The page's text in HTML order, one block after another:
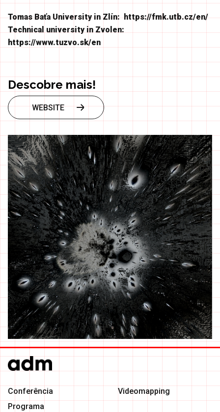
Tomas Baťa University in Zlín:https://fmk.utb.cz/en/
Technical university in Zvolen:
https://www.tuzvo.sk/en
Descobre mais!
WEBSITE
Conferência
Programa
Videomapping